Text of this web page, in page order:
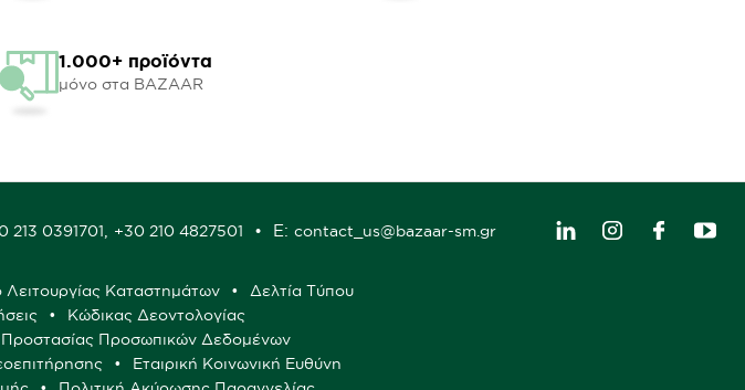
1.000+ προϊόντα
μόνο στα BAZAAR
213 0391701 +30 210 4827501 E: contact_us@bazaar-sm.gr
Λειτουργίας Καταστημάτων
Δελτία Τύπου
Κώδικας Δεοντολογίας
Προστασίας Προσωπικών Δεδομένων
Εταιρική Κοινωνική Ευθύνη